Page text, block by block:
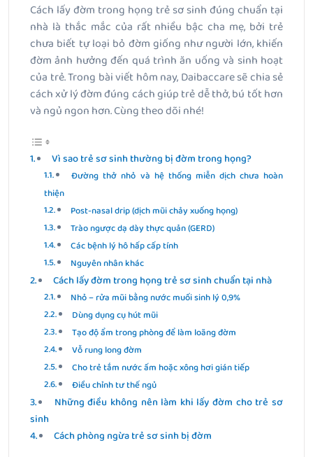
Cách lấy đờm trong họng trẻ sơ sinh đúng chuẩn tại
nhà là thắc mắc của rất nhiều bậc cha mẹ, bởi trẻ
chưa biết tự loại bỏ đờm giống như người lớn, khiến
đờm ảnh hưởng đến quá trình ăn uống và sinh hoạt
của trẻ. Trong bài viết hôm nay, Daibaccare sẽ chia sẻ
cách xử lý đờm đúng cách giúp trẻ dễ thở, bú tốt hơn
và ngủ ngon hơn. Cùng theo dõi nhé!
Vì sao trẻ sơ sinh thường bị đờm trong họng?
Đường thở nhỏ và hệ thống miễn dịch chưa hoàn
thiện
Post-nasal drip (dịch mũi chảy xuống họng)
Trào ngược dạ dày thực quản (GERD)
Các bệnh lý hô hấp cấp tính
Nguyên nhân khác
Cách lấy đờm trong họng trẻ sơ sinh chuẩn tại nhà
Nhỏ – rửa mũi bằng nước muối sinh lý 0,9%
Dùng dụng cụ hút mũi
Tạo độ ẩm trong phòng để làm loãng đờm
Vỗ rung long đờm
Cho trẻ tắm nước ấm hoặc xông hơi gián tiếp
Điều chỉnh tư thế ngủ
Những điều không nên làm khi lấy đờm cho trẻ sơ
sinh
Cách phòng ngừa trẻ sơ sinh bị đờm